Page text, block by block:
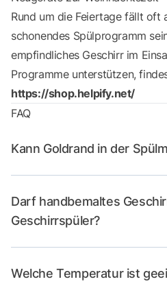
Rund um die Feiertage fällt oft
schonendes Spülprogramm
empfindliches Geschirr im
Programme unterstützen,
https://shop.helpify.net/
FAQ
Kann Goldrand in der
Darf handbemaltes
Geschirrspüler?
Welche Temperatur ist